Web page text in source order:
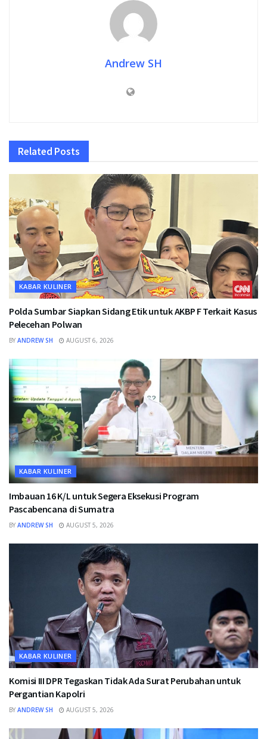
Andrew SH
Related Posts
KABAR KULINER
Polda Sumbar Siapkan Sidang Etik untuk AKBP F Terkait Kasus
Pelecehan Polwan
BY ANDREW SH AUGUST 6, 2026
KABAR KULINER
Imbauan 16 K/L untuk Segera Eksekusi Program
Pascabencana di Sumatra
BY ANDREW SH AUGUST 5, 2026
KABAR KULINER
Komisi III DPR Tegaskan Tidak Ada Surat Perubahan untuk
Pergantian Kapolri
BY ANDREW SH AUGUST 5, 2026